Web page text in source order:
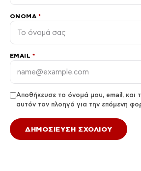
ΌΝΟΜΑ *
EMAIL *
Αποθήκευσε το όνομά μου, email, και
αυτόν τον πλοηγό για την επόμενη